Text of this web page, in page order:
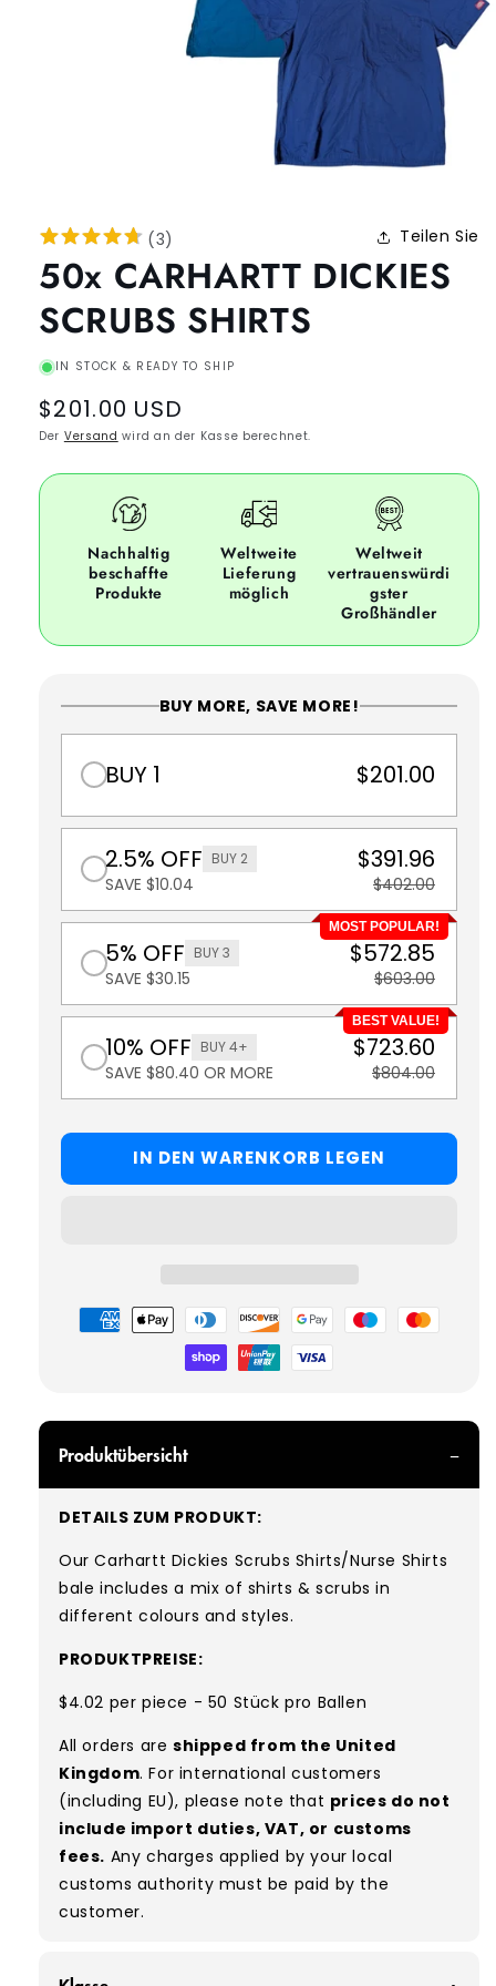
(3) Teilen Sie
50x CARHARTT DICKIES
SCRUBS SHIRTS
IN STOCK & READY TO SHIP
Regular
price
$201.00 USD
Der Versand wird an der Kasse berechnet.
Nachhaltig
beschaffte
Produkte
Weltweite
Lieferung
möglich
Weltweit
vertrauenswürdi
gster
Großhändler
BUY MORE, SAVE MORE!
BUY 1 $201.00
2.5% OFF BUY 2
SAVE $10.04
$391.96
$402.00
MOST POPULAR!
5% OFF BUY 3
SAVE $30.15
$572.85
$603.00
BEST VALUE!
10% OFF BUY 4+
SAVE $80.40 OR MORE
$723.60
$804.00
IN DEN WARENKORB LEGEN
Zahlungsmöglichkeiten
Produktübersicht
DETAILS ZUM PRODUKT:
Our Carhartt Dickies Scrubs Shirts/Nurse Shirts
bale includes a mix of shirts & scrubs in
different colours and styles.
PRODUKTPREISE:
$4.02 per piece - 50 Stück pro Ballen
All orders are shipped from the United
Kingdom. For international customers
(including EU), please note that prices do not
include import duties, VAT, or customs
fees. Any charges applied by your local
customs authority must be paid by the
customer.